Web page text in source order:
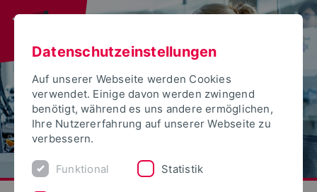
Datenschutzeinstellungen
Auf unserer Webseite werden Cookies
verwendet. Einige davon werden zwingend
benötigt, während es uns andere ermöglichen,
Ihre Nutzererfahrung auf unserer Webseite zu
verbessern.
Funktional Statistik